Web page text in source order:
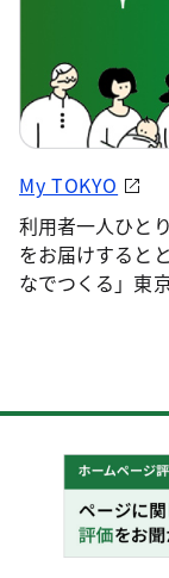
My TOKYO
利用者一人ひと
をお届けすると
なでつくる」東